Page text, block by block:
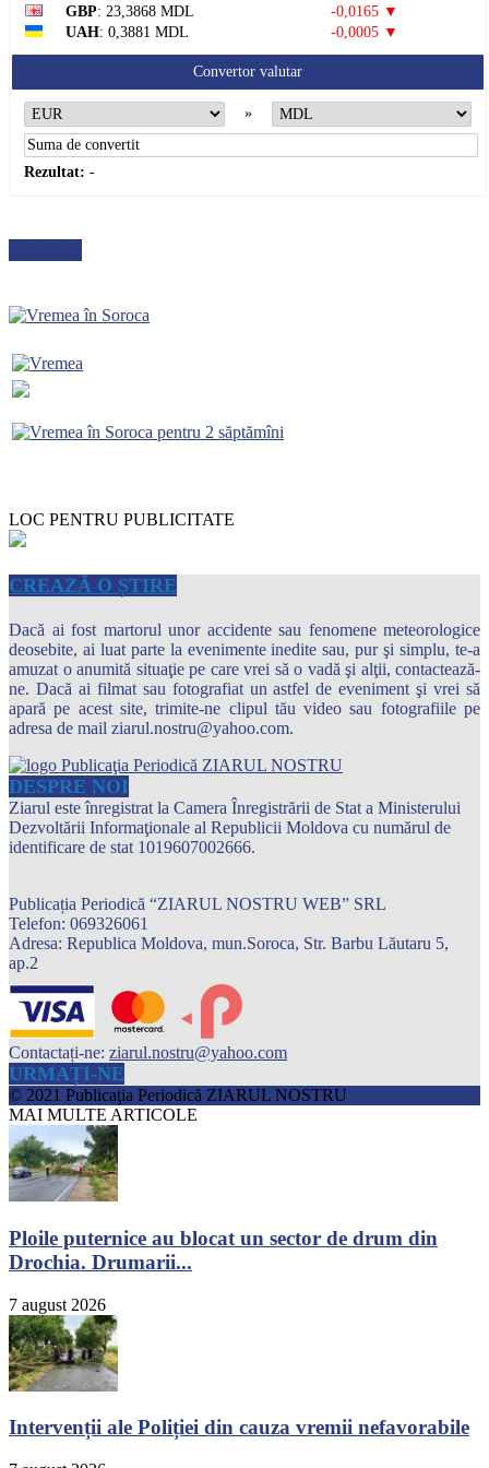
GBP: 23,3868 MDL
-0,0165 ▼
UAH: 0,3881 MDL -0,0005 ▼
Convertor valutar
»
Rezultat: -
LOC PENTRU PUBLICITATE
CREAZĂ O ȘTIRE
Dacă ai fost martorul unor accidente sau fenomene meteorologice
deosebite, ai luat parte la evenimente inedite sau, pur şi simplu, te-a
amuzat o anumită situaţie pe care vrei să o vadă şi alţii, contactează-
ne. Dacă ai filmat sau fotografiat un astfel de eveniment şi vrei să
apară pe acest site, trimite-ne clipul tău video sau fotografiile pe
adresa de mail ziarul.nostru@yahoo.com.
DESPRE NOI
Ziarul este înregistrat la Camera Înregistrării de Stat a Ministerului
Dezvoltării Informaţionale al Republicii Moldova cu numărul de
identificare de stat 1019607002666.
Publicația Periodică “ZIARUL NOSTRU WEB” SRL
Telefon: 069326061
Adresa: Republica Moldova, mun.Soroca, Str. Barbu Lăutaru 5,
ap.2
Contactați-ne: ziarul.nostru@yahoo.com
URMAȚI-NE
© 2021 Publicaţia Periodică ZIARUL NOSTRU
MAI MULTE ARTICOLE
Ploile puternice au blocat un sector de drum din
Drochia. Drumarii...
7 august 2026
Intervenții ale Poliției din cauza vremii nefavorabile